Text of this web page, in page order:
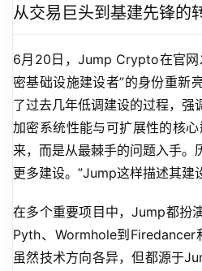
从交易巨头到基建先锋的
6月20日，Jump Crypto在官网
密基础设施建设者”的身份重新
了过去几年低调建设的过程，强
加密系统性能与可扩展性的核
来，而是从最棘手的问题入手。
更多建设。”Jump这样描述其建
在多个重要项目中，Jump都扮
Pyth、Wormhole到Firedancer
虽然技术方向各异，但都源于